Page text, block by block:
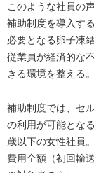
このような社員の
補助制度を導入す
必要となる卵子凍
従業員が経済的な
きる環境を整える。
補助制度では、セ
の利用が可能とな
歳以下の女性社員
費用全額（初回輸